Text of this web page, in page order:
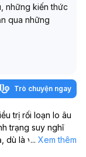
những kiến thức
qua những
Trò chuyện ngay
trị rối loạn lo âu
trạng suy nghĩ
dù là về những
... Xem thêm